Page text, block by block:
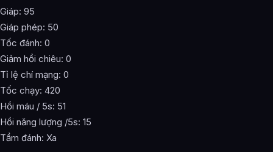
Giáp: 95
Giáp phép: 50
Tốc đánh: 0
Giảm hồi chiêu: 0
Tỉ lệ chí mạng: 0
Tốc chạy: 420
Hồi máu / 5s: 51
Hồi năng lượng /5s: 15
Tầm đánh: Xa